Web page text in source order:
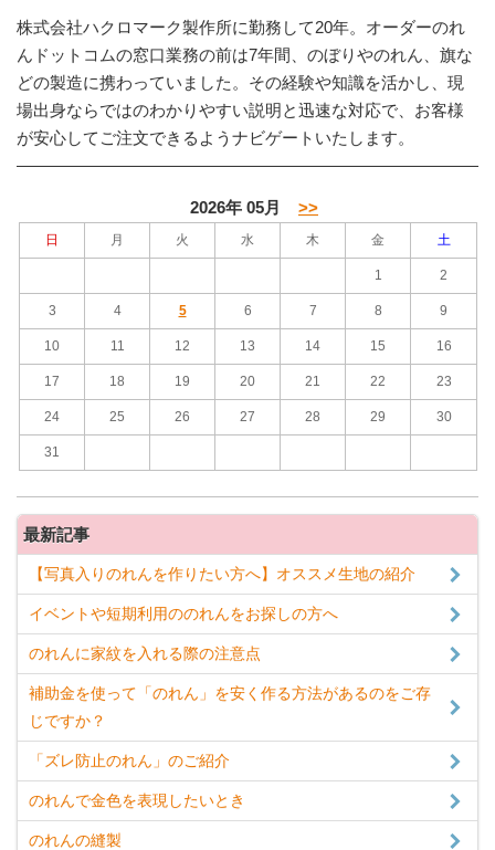
株式会社ハクロマーク製作所に勤務して20年。オーダーのれ
んドットコムの窓口業務の前は7年間、のぼりやのれん、旗な
どの製造に携わっていました。その経験や知識を活かし、現
場出身ならではのわかりやすい説明と迅速な対応で、お客様
が安心してご注文できるようナビゲートいたします。
2026年 05月 >>
日 月 火 水 木 金 土
1 2
3 4 5 6 7 8 9
10 11 12 13 14 15 16
17 18 19 20 21 22 23
24 25 26 27 28 29 30
31
最新記事
【写真入りのれんを作りたい方へ】オススメ生地の紹介
イベントや短期利用ののれんをお探しの方へ
のれんに家紋を入れる際の注意点
補助金を使って「のれん」を安く作る方法があるのをご存
じですか？
「ズレ防止のれん」のご紹介
のれんで金色を表現したいとき
のれんの縫製